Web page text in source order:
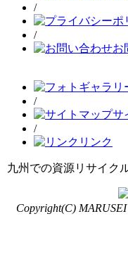
/
/
お
/
サ
/
リンク
九州での資源リサイク
Copyright(C)